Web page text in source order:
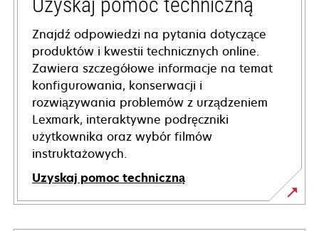
Znajdź odpowiedzi na pytania dotyczące
produktów i kwestii technicznych online.
Zawiera szczegółowe informacje na temat
konfigurowania, konserwacji i
rozwiązywania problemów z urządzeniem
Lexmark, interaktywne podręczniki
użytkownika oraz wybór filmów
instruktażowych.
Uzyskaj pomoc techniczną
opens
in